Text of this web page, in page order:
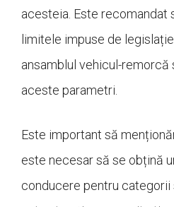
acesteia. Este recomandat
limitele impuse de
ansamblul vehicul-remorcă
aceste parametri.
Este important să
este necesar să se obțină
conducere pentru